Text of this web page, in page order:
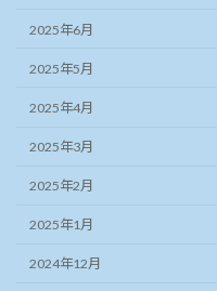
2025年6月
2025年5月
2025年4月
2025年3月
2025年2月
2025年1月
2024年12月